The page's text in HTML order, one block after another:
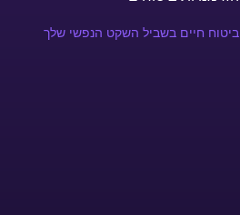
ביטוח חיים בשביל השקט הנפשי שלך